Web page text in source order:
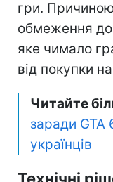
гри.
обмеження до
яке чимало
від покупки
Читайте
заради GTA
українців
Технічні